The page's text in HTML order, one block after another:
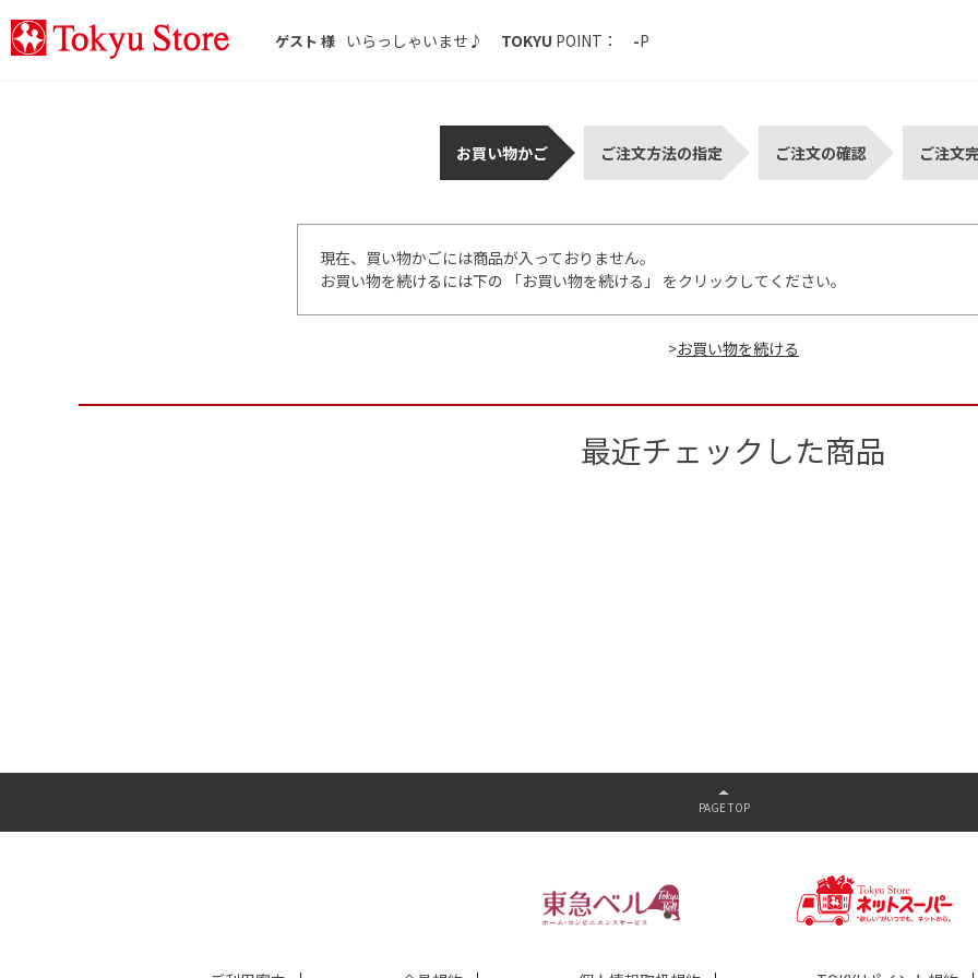
ゲスト 様 いらっしゃいませ♪ TOKYU POINT： -P
お買い物かご ご注文方法の指定 ご注文の確認 ご注文
現在、買い物かごには商品が入っておりません。
お買い物を続けるには下の 「お買い物を続ける」 をクリックしてください。
>
最近チェックした商品